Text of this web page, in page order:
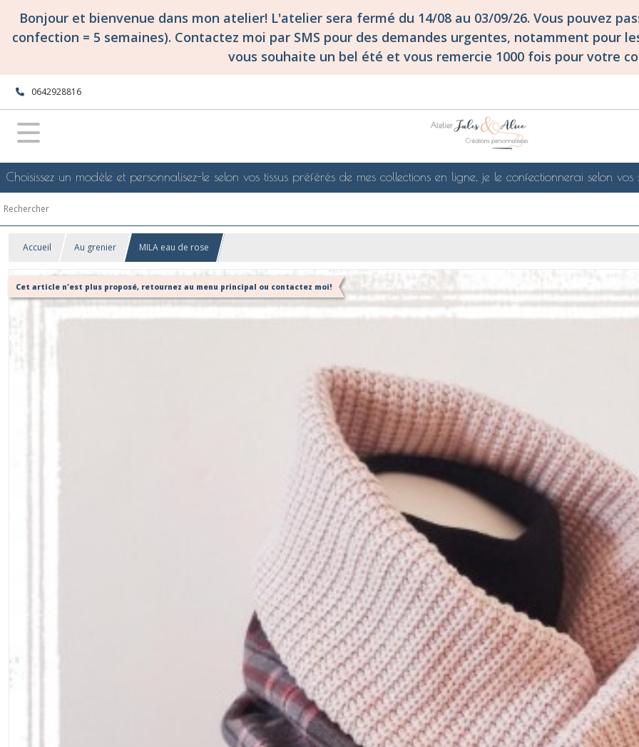
Bonjour et bienvenue dans mon atelier! L'atelier sera fermé du 14/08 au 03/09/26. Vous pouvez
confection = 5 semaines). Contactez moi par SMS pour des demandes urgentes, notamment pour
vous souhaite un bel été et vous remercie 1000 fois pour votre
0642928816
Choisissez un modèle et personnalisez-le selon vos tissus préférés de mes collections en ligne, je le confectionnerai selon vos
Accueil Au grenier MILA eau de rose
Cet article n'est plus proposé, retournez au menu principal ou contactez moi!